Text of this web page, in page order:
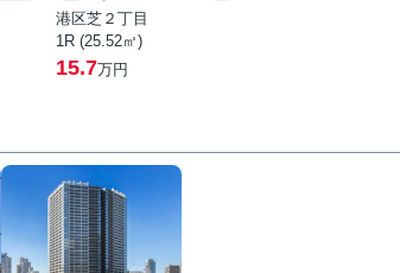
港区芝２丁目
1R (25.52㎡)
15.7万円